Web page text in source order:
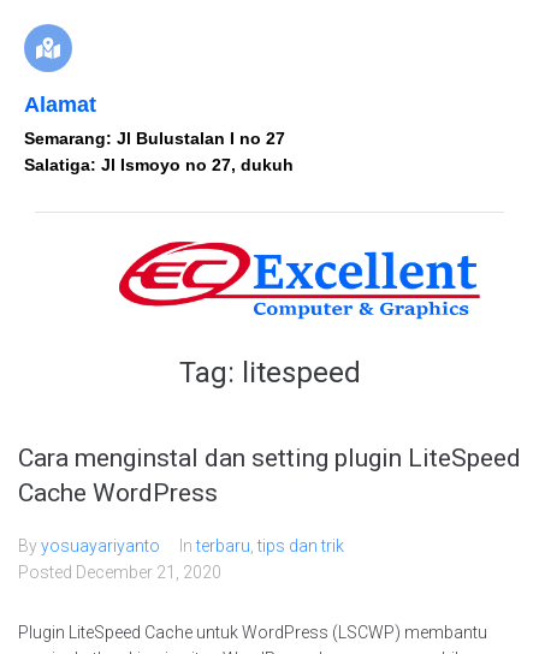
Alamat
Semarang: Jl Bulustalan I no 27
Salatiga: Jl Ismoyo no 27, dukuh
Tag: litespeed
Cara menginstal dan setting plugin LiteSpeed
​​Cache WordPress
Byyosuayariyanto Interbaru ,tips dan trik
Posted December 21, 2020
Plugin LiteSpeed ​​Cache untuk WordPress (LSCWP) membantu